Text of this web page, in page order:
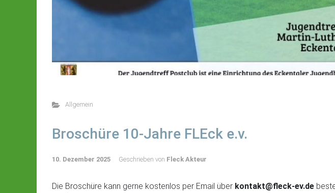
Allgemein
Broschüre 10-Jahre FLEck e.v.
10. Dezember 2025 Geschrieben von Fleck Akteur
Die Broschüre kann gerne kostenlos per Email über kontakt@fleck-ev.de